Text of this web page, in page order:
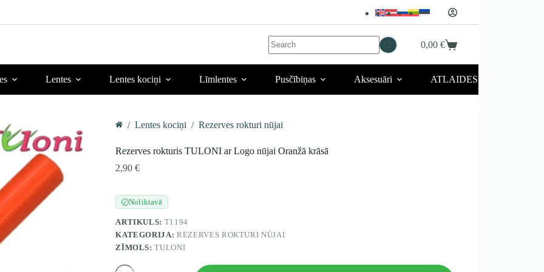
No
results
Iepirkumu
0,00€
Lentes Lentes kociņi Līmlentes Pusčībiņas Aksesuāri ATLAIDES 💥
/ Lentes kociņi / Rezerves rokturi nūjai
Rezerves rokturis TULONI ar Logo nūjai Oranžā krāsā
2,90€
✓Noliktavā
ARTIKULS: T1194
KATEGORIJA:REZERVES ROKTURI NŪJAI
ZĪMOLS:TULONI
Rezerves